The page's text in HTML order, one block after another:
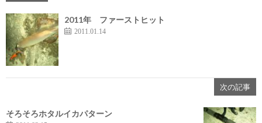
2011年 ファーストヒット
2011.01.14
次の記事
そろそろホタルイカパターン